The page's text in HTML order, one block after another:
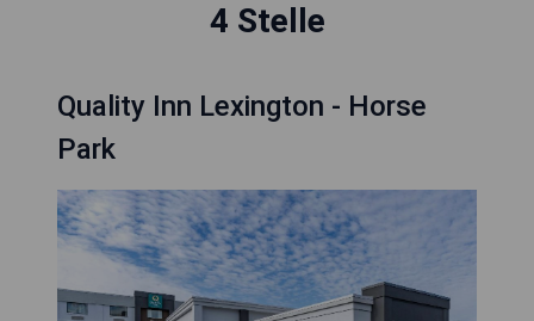
4 Stelle
Quality Inn Lexington - Horse
Park